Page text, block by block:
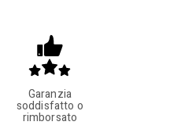
Garanzia
soddisfatto o
rimborsato